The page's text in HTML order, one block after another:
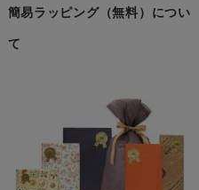
簡易ラッピング（無料）につい
て